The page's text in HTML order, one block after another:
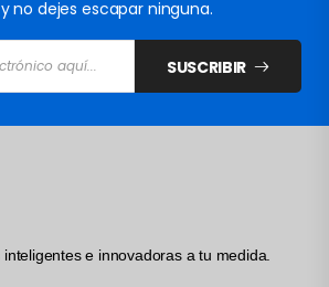
no dejes escapar ninguna.
SUSCRIBIR
e innovadoras a tu medida.